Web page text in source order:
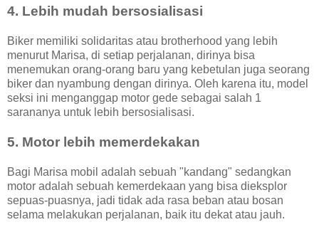
4. Lebih mudah bersosialisasi
Biker memiliki solidaritas atau brotherhood yang lebih
menurut Marisa, di setiap perjalanan, dirinya bisa
menemukan orang-orang baru yang kebetulan juga seorang
biker dan nyambung dengan dirinya. Oleh karena itu, model
seksi ini menganggap motor gede sebagai salah 1
sarananya untuk lebih bersosialisasi.
5. Motor lebih memerdekakan
Bagi Marisa mobil adalah sebuah "kandang" sedangkan
motor adalah sebuah kemerdekaan yang bisa dieksplor
sepuas-puasnya, jadi tidak ada rasa beban atau bosan
selama melakukan perjalanan, baik itu dekat atau jauh.